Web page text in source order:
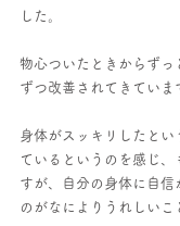
した。
物心ついたときからずっ
ずつ改善されてきていま
身体がスッキリしたとい
ているというのを感じ
すが、自分の身体に自信
のがなによりうれしいこ